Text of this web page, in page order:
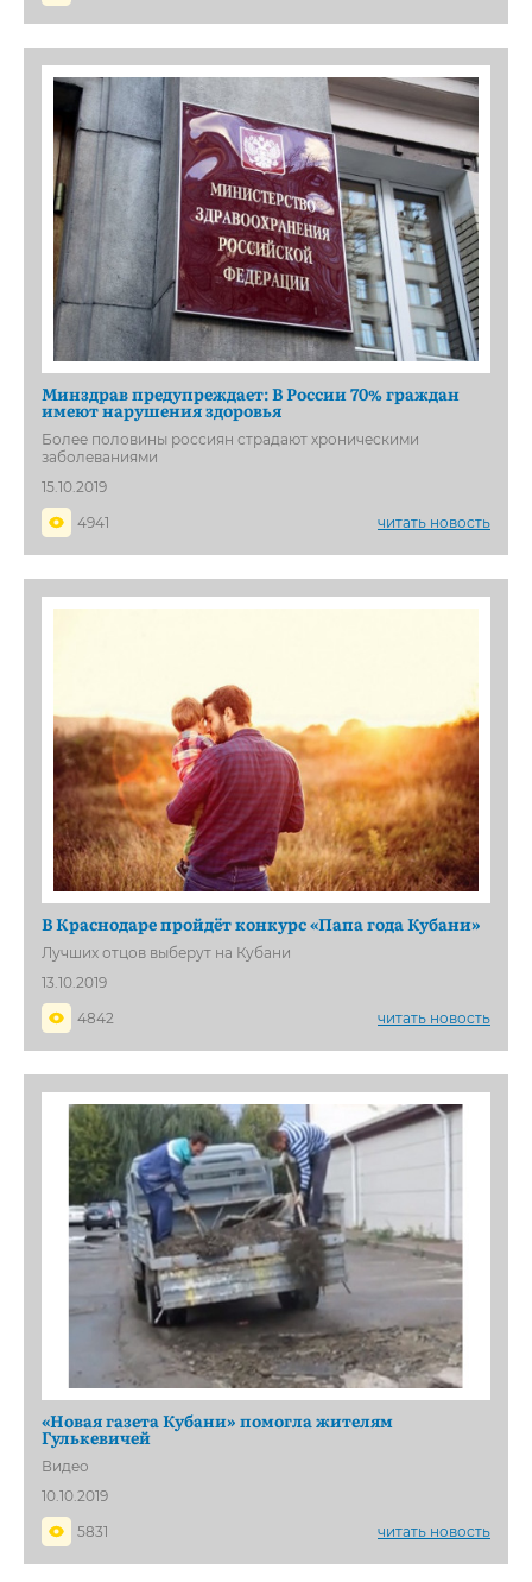
Минздрав предупреждает: В России 70% граждан
имеют нарушения здоровья
Более половины россиян страдают хроническими
заболеваниями
15.10.2019
4941
читать новость
В Краснодаре пройдёт конкурс «Папа года Кубани»
Лучших отцов выберут на Кубани
13.10.2019
4842
читать новость
«Новая газета Кубани» помогла жителям
Гулькевичей
Видео
10.10.2019
5831
читать новость